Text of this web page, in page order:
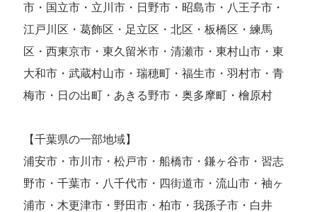
市・国立市・立川市・日野市・昭島市・八王子市・
江戸川区・葛飾区・足立区・北区・板橋区・練馬
区・西東京市・東久留米市・清瀬市・東村山市・東
大和市・武蔵村山市・瑞穂町・福生市・羽村市・青
梅市・日の出町・あきる野市・奥多摩町・檜原村
【千葉県の一部地域】
浦安市・市川市・松戸市・船橋市・鎌ヶ谷市・習志
野市・千葉市・八千代市・四街道市・流山市・袖ヶ
浦市・木更津市・野田市・柏市・我孫子市・白井